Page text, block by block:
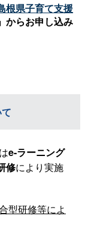
根県子育て支援
からお申し込み
e-ラーニング
修により実施
型研修等によ